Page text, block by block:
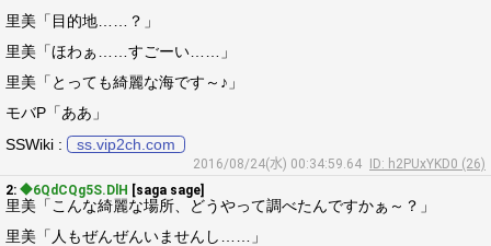
里美「目的地……？」
里美「ほわぁ……すごーい……」
里美「とっても綺麗な海です～♪」
モバP「ああ」
SSWiki :
ss.vip2ch.com
2016/08/24(水) 00:34:59.64
ID: h2PUxYKD0 (26)
2: ◆6QdCQg5S.DlH [saga sage]
里美「こんな綺麗な場所、どうやって調べたんですかぁ～？」
里美「人もぜんぜんいませんし……」